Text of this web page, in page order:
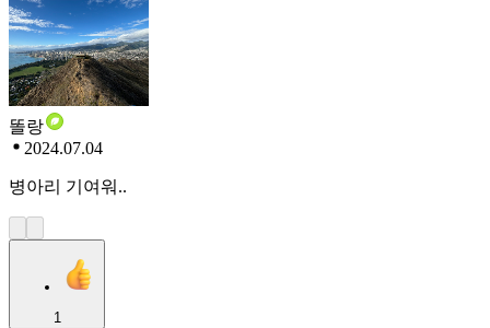
똘랑
2024.07.04
병아리 기여워..
1